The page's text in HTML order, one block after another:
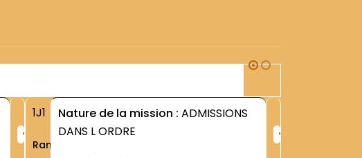
+
1J1
Rang
Nature de la mission : ADMISSIONS
DANS L ORDRE
+